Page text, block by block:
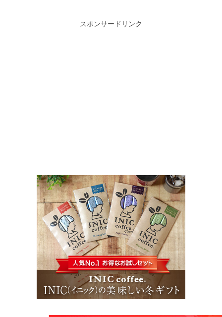
スポンサードリンク